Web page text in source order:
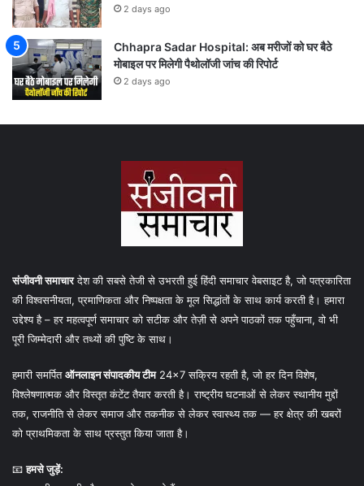
2 days ago
Chhapra Sadar Hospital: अब मरीजों को घर बैठे
मोबाइल पर मिलेगी पैथोलॉजी जांच की रिपोर्ट
2 days ago
संजीवनी समाचारदेश की सबसे तेजी से उभरती हुई हिंदी समाचार वेबसाइट है, जो पत्रकारिता
की विश्वसनीयता, प्रमाणिकता और निष्पक्षता के मूल सिद्धांतों के साथ कार्य करती है। हमारा
उद्देश्य है – हर महत्वपूर्ण समाचार को सटीक और तेज़ी से अपने पाठकों तक पहुँचाना, वो भी
पूरी जिम्मेदारी और तथ्यों की पुष्टि के साथ।
हमारी समर्पितऑनलाइन संपादकीय टीम24×7 सक्रिय रहती है, जो हर दिन विशेष,
विश्लेषणात्मक और विस्तृत कंटेंट तैयार करती है। राष्ट्रीय घटनाओं से लेकर स्थानीय मुद्दों
तक, राजनीति से लेकर समाज और तकनीक से लेकर स्वास्थ्य तक — हर क्षेत्र की खबरों
को प्राथमिकता के साथ प्रस्तुत किया जाता है।
📧हमसे जुड़ें: